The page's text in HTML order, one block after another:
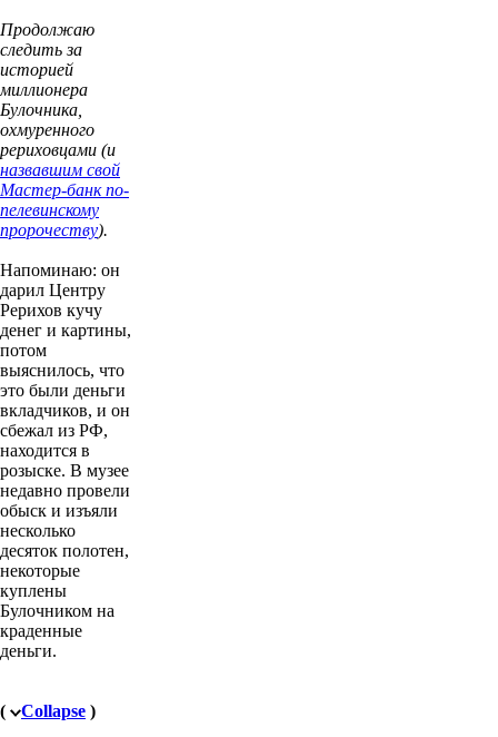
Продолжаю
следить за
историей
миллионера
Булочника,
охмуренного
рериховцами (и
назвавшим свой
Мастер-банк по-
пелевинскому
пророчеству).
Напоминаю: он
дарил Центру
Рерихов кучу
денег и картины,
потом
выяснилось, что
это были деньги
вкладчиков, и он
сбежал из РФ,
находится в
розыске. В музее
недавно провели
обыск и изъяли
несколько
десяток полотен,
некоторые
куплены
Булочником на
краденные
деньги.
( Collapse )